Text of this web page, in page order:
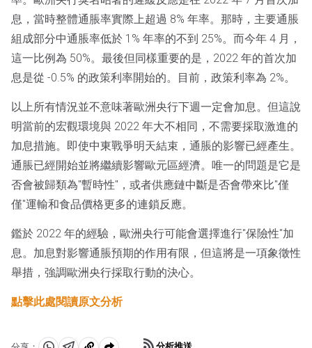
息，當時整體通脹率實際上超過 8% 年率。那時，主要通脹
組成部分中通脹率低於 1% 年率的不到 25%。而今年 4 月，
這一比例為 50%。最後但同樣重要的是，2022 年的首次加
息是從 -0.5% 的政策利率開始的。目前，政策利率為 2%。
以上所有情況並不意味著歐洲央行下週一定會加息。但這說
明當前的宏觀環境與 2022 年大不相同，不需要採取激進的
加息措施。即使中東戰爭明天結束，通脹的影響已經產生。
通脹已經開始並將繼續影響歐元區經濟。唯一的問題是它是
否會被歸類為"暫時性"，或者供應鏈中斷是否會帶來比"僅
僅"運輸和食品價格更多的連鎖反應。
鑑於 2022 年的經驗，歐洲央行可能會選擇進行"保險性"加
息。加息對影響通脹預期的作用有限，但這將是一項象徵性
舉措，強調歐洲央行採取行動的決心。
點擊此處閱讀原文分析